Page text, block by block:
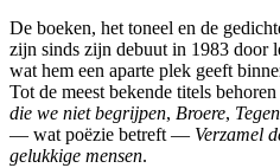
De boeken, het toneel en de
zijn sinds zijn debuut in 1983 door
wat hem een aparte plek geeft
Tot de meest bekende titels behoren
die we niet begrijpen, Broere,
— wat poëzie betreft — Verzamel
gelukkige mensen.